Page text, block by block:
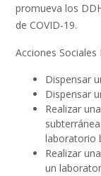
promueva los
de COVID-19.
Acciones Sociales
Dispensar
Dispensar
Realizar
laboratorio
Realizar
un